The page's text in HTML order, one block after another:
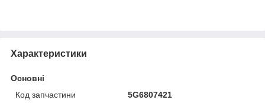
Характеристики
Основні
Код запчастини
5G6807421